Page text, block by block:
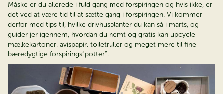
Måske er du allerede i fuld gang med forspiringen og hvis ikke, er
det ved at være tid til at sætte gang i forspiringen. Vi kommer
derfor med tips til, hvilke drivhusplanter du kan så i marts, og
guider jer igennem, hvordan du nemt og gratis kan upcycle
mælkekartoner, avispapir, toiletruller og meget mere til fine
bæredygtige forspirings”potter”.